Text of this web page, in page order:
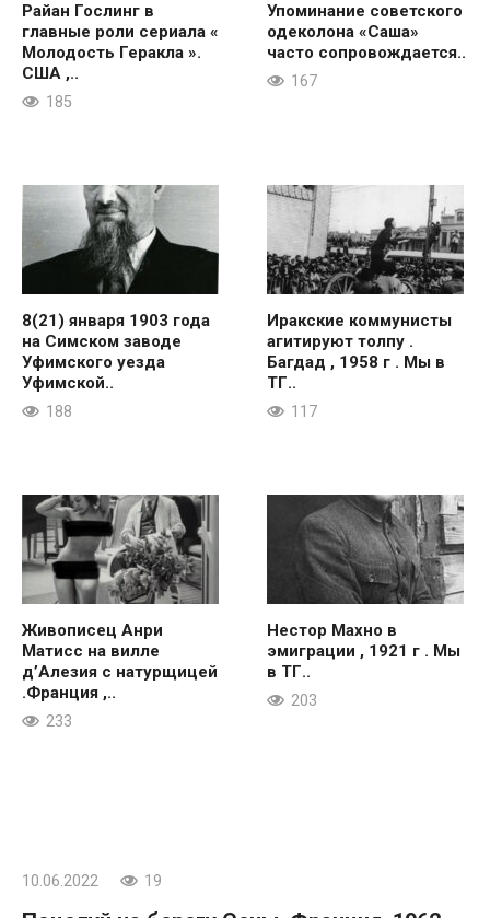
Райан Гослинг в
главные роли сериала «
Молодость Геракла ».
США ,..
185
Упоминание советского
одеколона «Саша»
часто сопровождается..
167
8(21) января 1903 года
на Симском заводе
Уфимского уезда
Уфимской..
188
Иракские коммунисты
агитируют толпу .
Багдад , 1958 г . Мы в
ТГ..
117
Живописец Анри
Матисс на вилле
д’Алезия с натурщицей
.Франция ,..
233
Нестор Махно в
эмиграции , 1921 г . Мы
в ТГ..
203
10.06.2022 19